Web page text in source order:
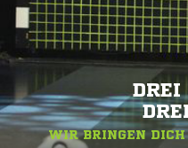
DREI
WIR BRINGEN